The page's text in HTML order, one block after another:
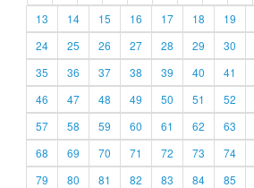
13
14 15 16 17 18 19
24
25 26 27 28 29 30
35
36 37 38 39 40 41
46
47 48 49 50 51 52
57
58 59 60 61 62 63
68
69 70 71 72 73 74
79
80 81 82 83 84 85